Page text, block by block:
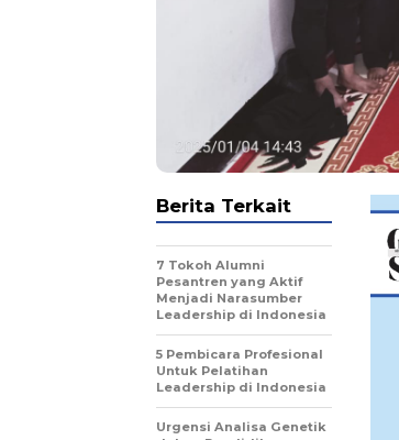
Berita Terkait
7 Tokoh Alumni
Pesantren yang Aktif
Menjadi Narasumber
Leadership di Indonesia
5 Pembicara Profesional
Untuk Pelatihan
Leadership di Indonesia
Urgensi Analisa Genetik